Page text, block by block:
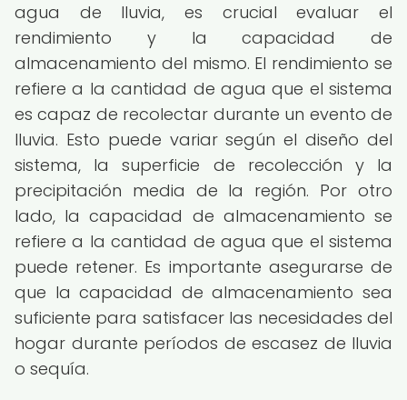
agua de lluvia, es crucial evaluar el
rendimiento y la capacidad de
almacenamiento del mismo. El rendimiento se
refiere a la cantidad de agua que el sistema
es capaz de recolectar durante un evento de
lluvia. Esto puede variar según el diseño del
sistema, la superficie de recolección y la
precipitación media de la región. Por otro
lado, la capacidad de almacenamiento se
refiere a la cantidad de agua que el sistema
puede retener. Es importante asegurarse de
que la capacidad de almacenamiento sea
suficiente para satisfacer las necesidades del
hogar durante períodos de escasez de lluvia
o sequía.